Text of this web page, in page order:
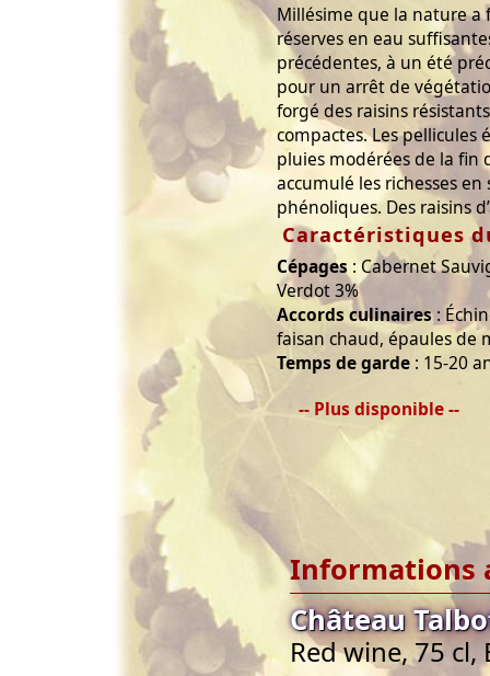
Millésime que la nature
réserves en eau
précédentes, à un été
pour un arrêt de
forgé des raisins
compactes. Les pellicules
pluies modérées de la fin
accumulé les richesses
phénoliques. Des raisins
Caractéristiques
Cépages : Cabernet
Verdot 3%
Accords culinaires:
faisan chaud, épaules de
Temps de garde : 15-20
-- Plus disponible --
Informations
Château
Red wine, 75